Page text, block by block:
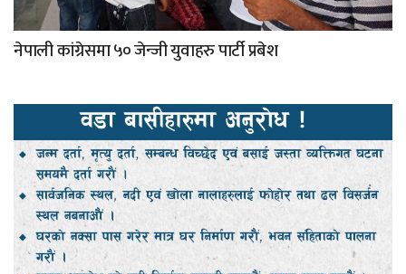
नेपाली कांग्रेसमा ५० जेन्जी युवाहरु पार्टी प्रबेश